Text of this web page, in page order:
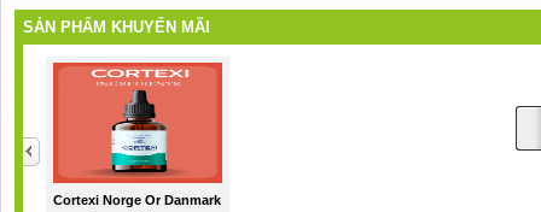
SẢN PHẨM KHUYẾN MÃI
Cortexi Norge Or Danmark